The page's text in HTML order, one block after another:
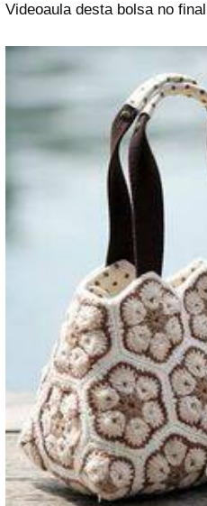
Videoaula desta bolsa no